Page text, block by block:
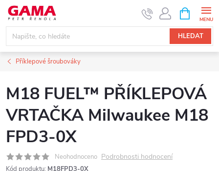
Přejít
obsah
HLEDAT
NÁKUPNÍ
KOŠÍK
Příklepové šroubováky
M18 FUEL™ PŘÍKLEPOVÁ
VRTAČKA Milwaukee M18
FPD3-0X
Neohodnoceno Podrobnosti hodnocení
Kód produktu: M18FPD3-0X